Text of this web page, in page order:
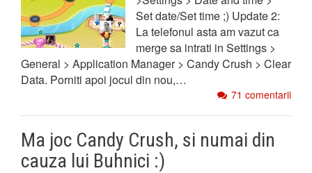
Set date/Set time ;) Update 2:
La telefonul asta am vazut ca
merge sa intrati in Settings >
General > Application Manager > Candy Crush > Clear
Data. Porniti apoi jocul din nou,…
71 comentarii
Ma joc Candy Crush, si numai din
cauza lui Buhnici :)